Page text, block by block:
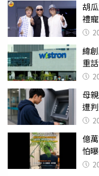
胡
禮
緯
重
母
遭
億
怕